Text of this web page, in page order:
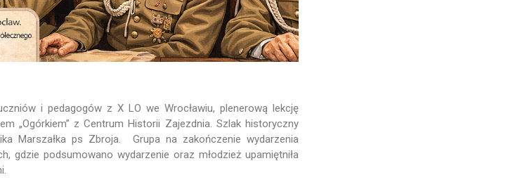
i pedagogów z X LO we Wrocławiu, plenerową lekcję
„Ogórkiem” z Centrum Historii Zajezdnia. Szlak historyczny
Marszałka ps Zbroja. Grupa na zakończenie wydarzenia
gdzie podsumowano wydarzenie oraz młodzież upamiętniła